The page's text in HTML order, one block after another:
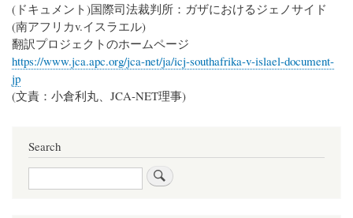
(ドキュメント)国際司法裁判所：ガザにおけるジェノサイド
(南アフリカv.イスラエル)
翻訳プロジェクトのホームページ
https://www.jca.apc.org/jca-net/ja/icj-southafrika-v-islael-document-
jp
(文責：小倉利丸、JCA-NET理事)
Search
Search